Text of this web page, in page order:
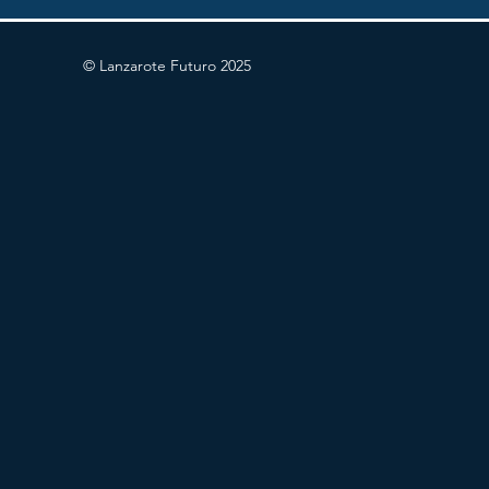
© Lanzarote Futuro 2025